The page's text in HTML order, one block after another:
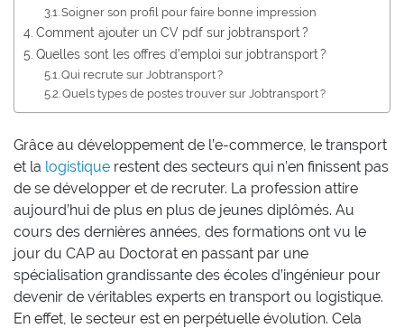
Soigner son profil pour faire bonne impression
Comment ajouter un CV pdf sur jobtransport ?
Quelles sont les offres d’emploi sur jobtransport ?
Qui recrute sur Jobtransport ?
Quels types de postes trouver sur Jobtransport ?
Grâce au développement de l’e-commerce, le transport
et la logistique restent des secteurs qui n’en finissent pas
de se développer et de recruter. La profession attire
aujourd’hui de plus en plus de jeunes diplômés. Au
cours des dernières années, des formations ont vu le
jour du CAP au Doctorat en passant par une
spécialisation grandissante des écoles d’ingénieur pour
devenir de véritables experts en transport ou logistique.
En effet, le secteur est en perpétuelle évolution. Cela